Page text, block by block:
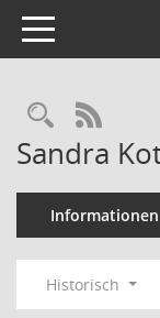
Toggle navigation
RSS-
Sandra
Informationen
Historisch